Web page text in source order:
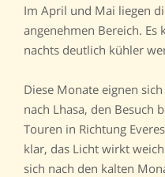
Im April und Mai liegen
angenehmen Bereich. Es
nachts deutlich kühler
Diese Monate eignen
nach Lhasa, den Besuch
Touren in Richtung
klar, das Licht wirkt
sich nach den kalten